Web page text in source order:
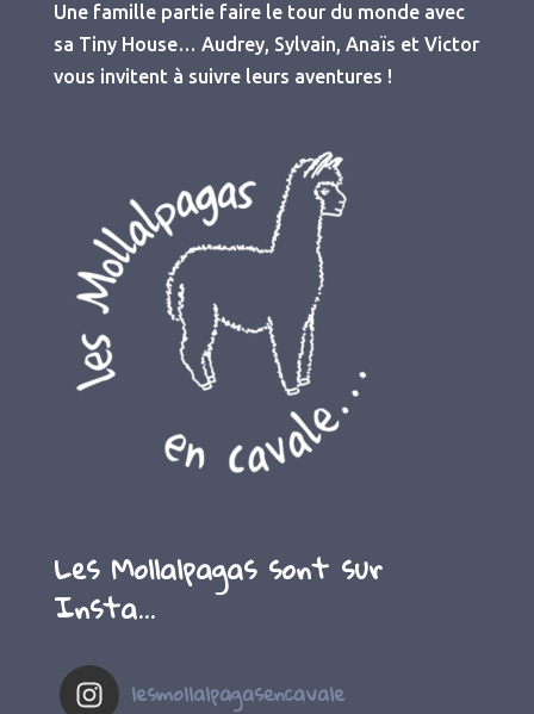
Une famille partie faire le tour du monde avec
sa Tiny House… Audrey, Sylvain, Anaïs et Victor
vous invitent à suivre leurs aventures !
Les Mollalpagas sont sur
Insta…
lesmollalpagasencavale